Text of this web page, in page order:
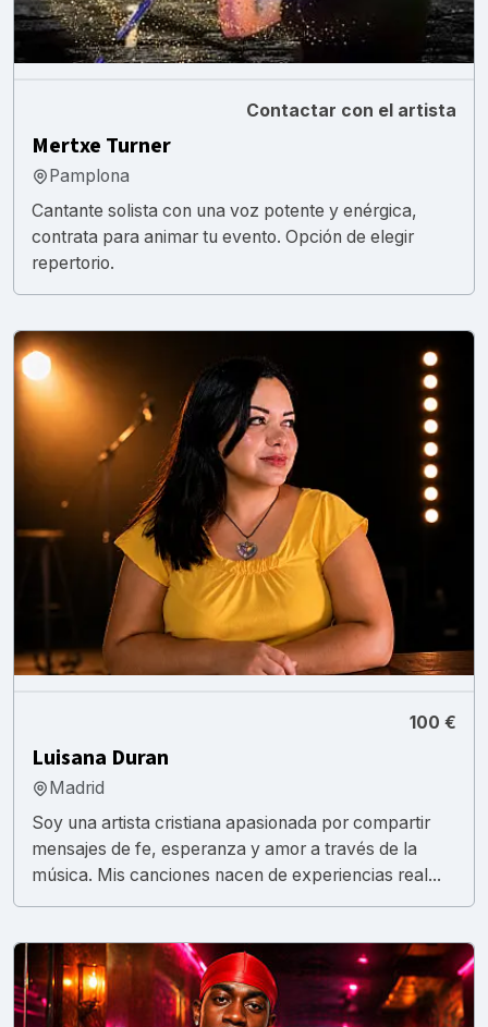
Contactar con el artista
Mertxe Turner
Pamplona
Cantante solista con una voz potente y enérgica,
contrata para animar tu evento. Opción de elegir
repertorio.
100 €
Luisana Duran
Madrid
Soy una artista cristiana apasionada por compartir
mensajes de fe, esperanza y amor a través de la
música. Mis canciones nacen de experiencias real...